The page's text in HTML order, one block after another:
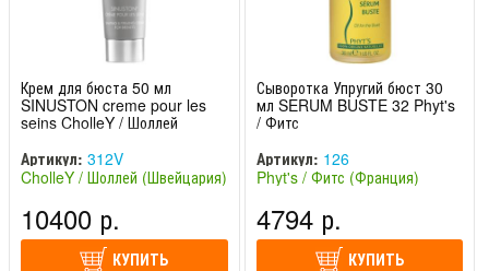
Крем для бюста 50 мл
SINUSTON creme pour les
seins CholleY / Шоллей
Артикул: 312V
CholleY / Шоллей (Швейцария)
10400 р.
КУПИТЬ
Сыворотка Упругий бюст 30
мл SERUM BUSTE 32 Phyt's
/ Фитс
Артикул: 126
Phyt's / Фитс (Франция)
4794 р.
КУПИТЬ